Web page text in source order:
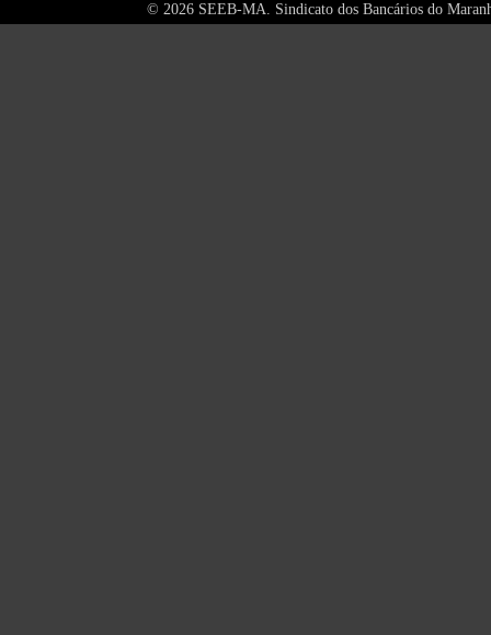
© 2026 SEEB-MA. Sindicato dos Bancários do